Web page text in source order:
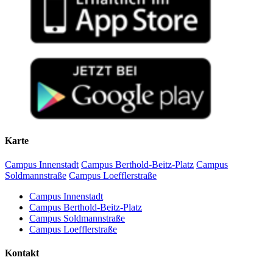
Karte
Campus Innenstadt Campus Berthold-Beitz-Platz Campus
Soldmannstraße Campus Loefflerstraße
Campus Innenstadt
Campus Berthold-Beitz-Platz
Campus Soldmannstraße
Campus Loefflerstraße
Kontakt